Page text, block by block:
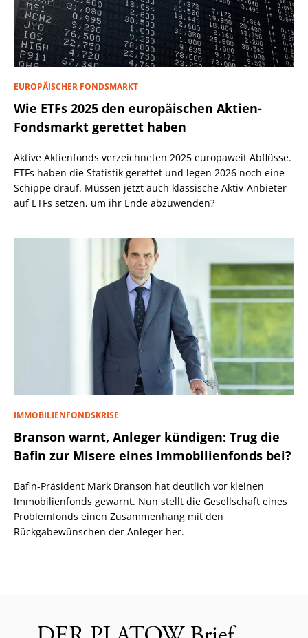
EUROPÄISCHER FONDSMARKT
Wie ETFs 2025 den europäischen Aktien-
Fondsmarkt gerettet haben
Aktive Aktienfonds verzeichneten 2025 europaweit Abflüsse.
ETFs haben die Statistik gerettet und legen 2026 noch eine
Schippe drauf. Müssen jetzt auch klassische Aktiv-Anbieter
auf ETFs setzen, um ihr Ende abzuwenden?
IMMOBILIENFONDSKRISE
Branson warnt, Anleger kündigen: Trug die
Bafin zur Misere eines Immobilienfonds bei?
Bafin-Präsident Mark Branson hat deutlich vor kleinen
Immobilienfonds gewarnt. Nun stellt die Gesellschaft eines
Problemfonds einen Zusammenhang mit den
Rückgabewünschen der Anleger her.